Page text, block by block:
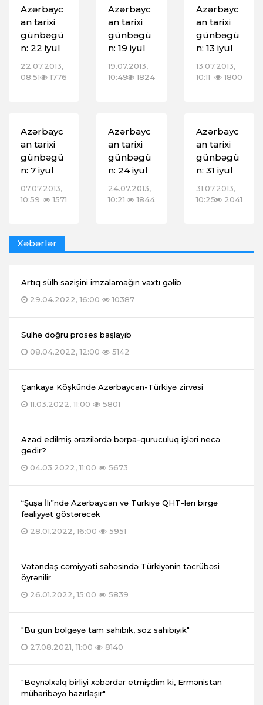
Azərbayc
an tarixi
günbəgü
n: 22 iyul
22.07.2013,
08:51
1776
Azərbayc
an tarixi
günbəgü
n: 19 iyul
19.07.2013,
10:49
1824
Azərbayc
an tarixi
günbəgü
n: 13 iyul
13.07.2013,
10:11
1800
Azərbayc
an tarixi
günbəgü
n: 7 iyul
07.07.2013,
10:59
1571
Azərbayc
an tarixi
günbəgü
n: 24 iyul
24.07.2013,
10:21
1844
Azərbayc
an tarixi
günbəgü
n: 31 iyul
31.07.2013,
10:25
2041
Xəbərlər
Artıq sülh sazişini imzalamağın vaxtı gəlib
29.04.2022, 16:00
10387
Sülhə doğru proses başlayıb
08.04.2022, 12:00
5142
Çankaya Köşkündə Azərbaycan-Türkiyə zirvəsi
11.03.2022, 11:00
5801
Azad edilmiş ərazilərdə bərpa-quruculuq işləri necə
gedir?
04.03.2022, 11:00
5673
“Şuşa İli”ndə Azərbaycan və Türkiyə QHT-ləri birgə
fəaliyyət göstərəcək
28.01.2022, 16:00
5951
Vətəndaş cəmiyyəti sahəsində Türkiyənin təcrübəsi
öyrənilir
26.01.2022, 15:00
5839
"Bu gün bölgəyə tam sahibik, söz sahibiyik"
27.08.2021, 11:00
8140
"Beynəlxalq birliyi xəbərdar etmişdim ki, Ermənistan
müharibəyə hazırlaşır"